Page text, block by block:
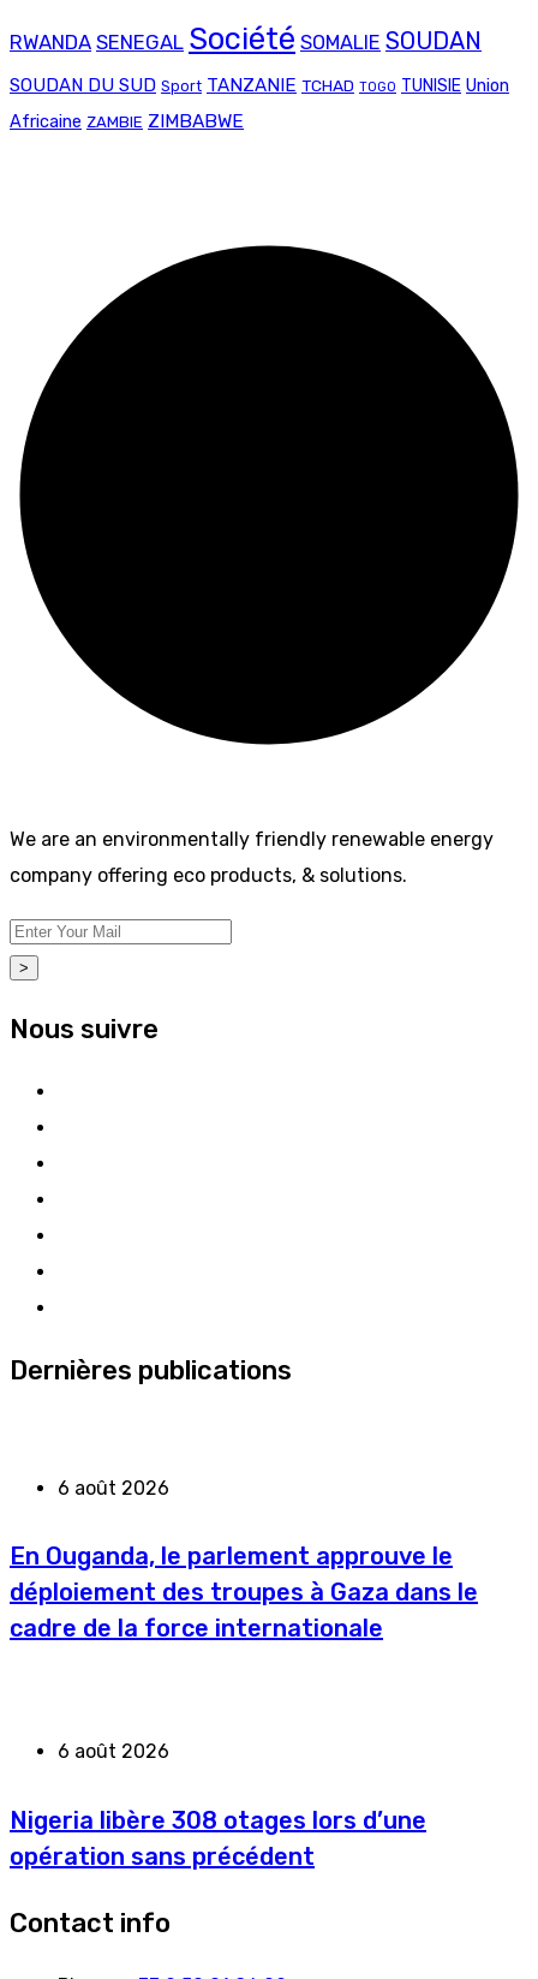
RWANDA SENEGAL Société SOMALIE SOUDAN
SOUDAN DU SUD Sport TANZANIE TCHAD TOGO TUNISIE Union
Africaine ZAMBIE ZIMBABWE
We are an environmentally friendly renewable energy
company offering eco products, & solutions.
>
Nous suivre
Dernières publications
6 août 2026
En Ouganda, le parlement approuve le
déploiement des troupes à Gaza dans le
cadre de la force internationale
6 août 2026
Nigeria libère 308 otages lors d’une
opération sans précédent
Contact info